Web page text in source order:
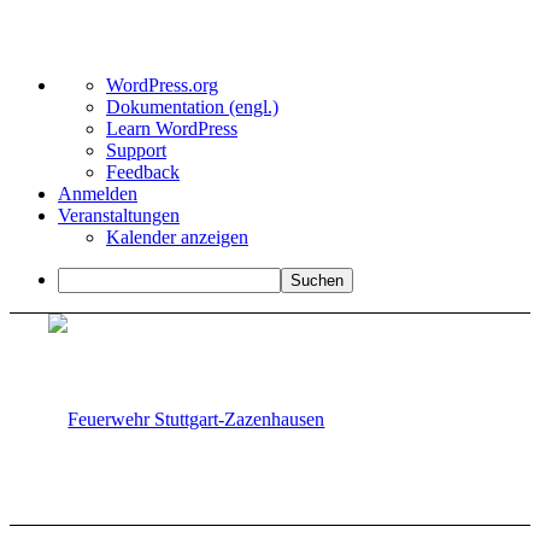
Über
WordPress
WordPress.org
Dokumentation (engl.)
Learn WordPress
Support
Feedback
Anmelden
Veranstaltungen
Kalender anzeigen
Suchen